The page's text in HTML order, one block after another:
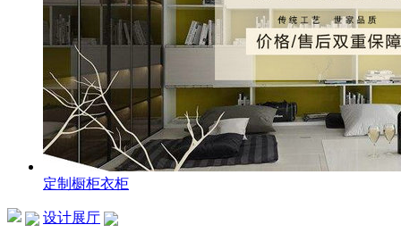
定制橱柜衣柜
设计展厅